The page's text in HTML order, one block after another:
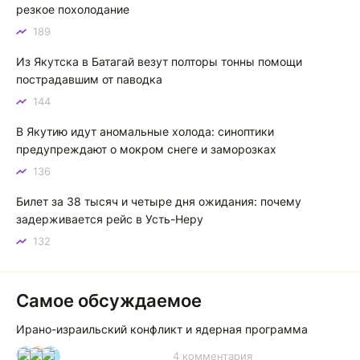
К
Котя злой
Зной в Сибири, тем более в Якутске. Никакой это не
тем более говорить не приходиться. Не зря даже в
песнях поют…
резкое похолодание
189
Из Якутска в Батагай везут полторы тонны помощи
пострадавшим от паводка
144
В Якутию идут аномальные холода: синоптики
предупреждают о мокром снеге и заморозках
136
Билет за 38 тысяч и четыре дня ожидания: почему
задерживается рейс в Усть-Неру
132
Самое обсуждаемое
Ирано-израильский конфликт и ядерная программа
И А А 4 комментария